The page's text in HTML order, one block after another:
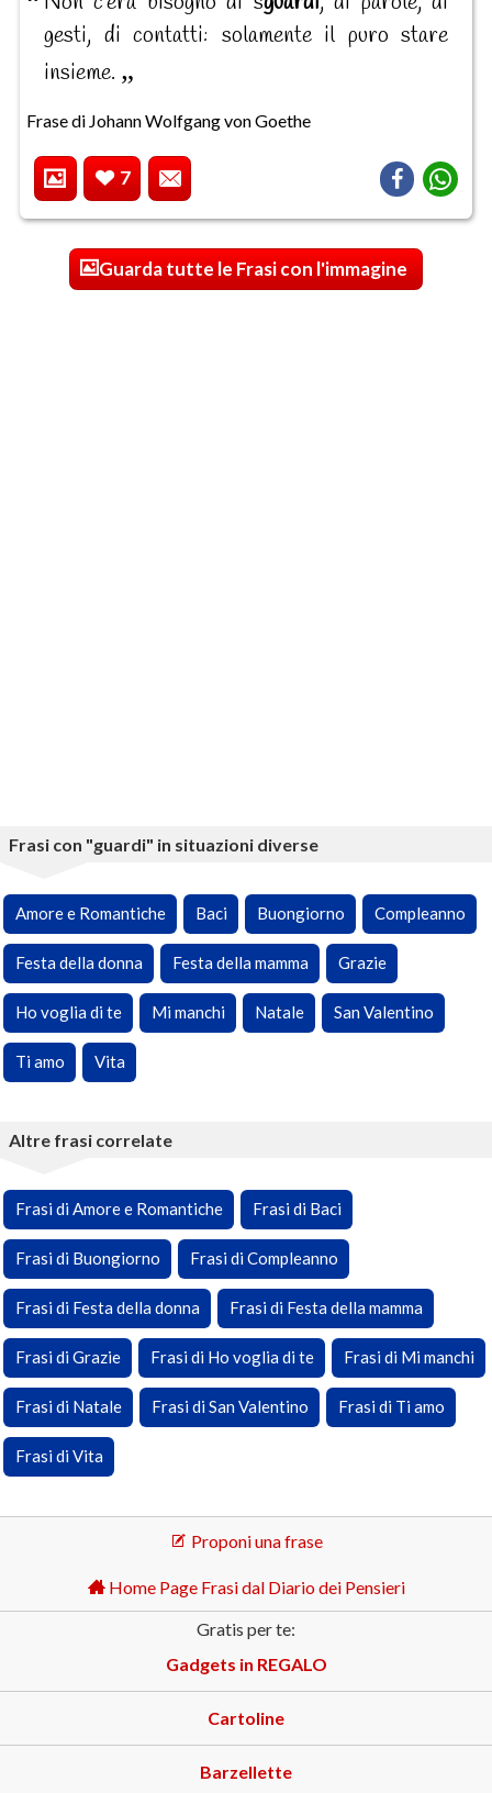
gesti, di contatti: solamente il puro stare
insieme.
Frase di Johann Wolfgang von Goethe
7
Guarda tutte le Frasi con l'immagine
Frasi con "guardi" in situazioni diverse
Amore e Romantiche Baci Buongiorno Compleanno
Festa della donna Festa della mamma Grazie
Ho voglia di te Mi manchi Natale San Valentino
Ti amo Vita
Altre frasi correlate
Frasi di Amore e Romantiche Frasi di Baci
Frasi di Buongiorno Frasi di Compleanno
Frasi di Festa della donna Frasi di Festa della mamma
Frasi di Grazie Frasi di Ho voglia di te Frasi di Mi manchi
Frasi di Natale Frasi di San Valentino Frasi di Ti amo
Frasi di Vita
Proponi una frase
Home Page Frasi dal Diario dei Pensieri
Gratis per te:
Gadgets in REGALO
Cartoline
Barzellette